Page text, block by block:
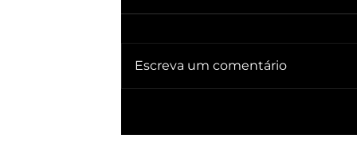
já ganhou PRESIDÊNCIA no BRASIL
Escreva um comentário